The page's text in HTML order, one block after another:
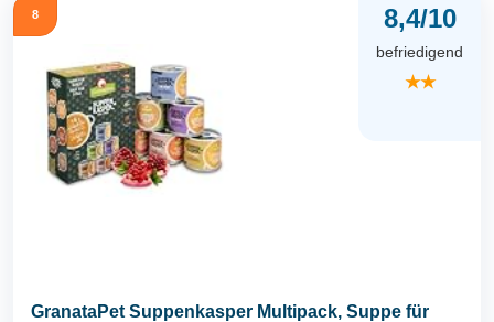
8 8,4/10
befriedigend
★★
GranataPet Suppenkasper Multipack, Suppe für